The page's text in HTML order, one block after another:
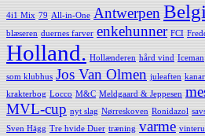
4i1 Mix 79 All-in-One Antwerpen
blæseren duernes farver enkehunner FCI
Holland. Hollænderen hård vind Iceman
som klubhus Jos Van Olmen juleaften
krakterbog Locco M&C Meldgaard & Jeppesen
MVL-cup nyt slag Nørreskoven Ronidazol
Sven Hägg Tre hvide Duer træning varme